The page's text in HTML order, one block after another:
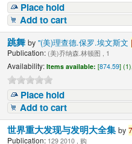
Place hold
Add to cart
跳舞by"(美)理查德.保罗.埃文斯文 |
Publication: (美)乔纳森.林顿图 , 1
Availability: Items available: [874.59] (1),
Place hold
Add to cart
世界重大发现与发明大全集by
Publication: 129 2010 , 购